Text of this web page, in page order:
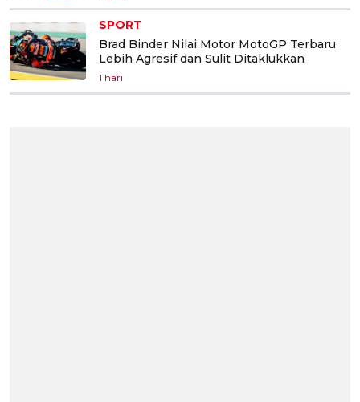
SPORT
Brad Binder Nilai Motor MotoGP Terbaru
Lebih Agresif dan Sulit Ditaklukkan
1 hari